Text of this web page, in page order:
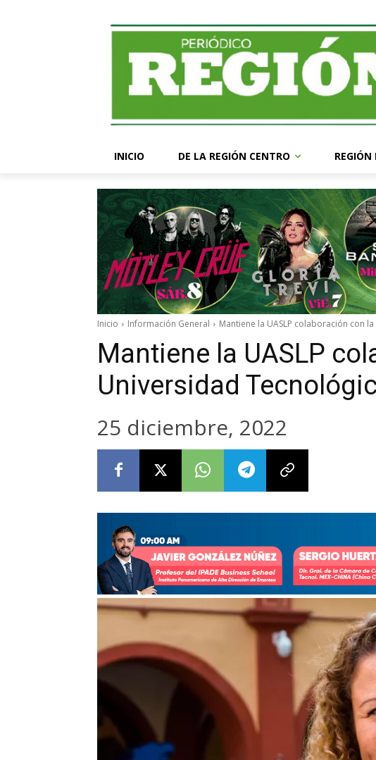
INICIO DE LA REGIÓN CENTRO REGIÓN
Inicio Información General Mantiene la UASLP colaboración con
Mantiene la UASLP
Universidad
25 diciembre, 2022